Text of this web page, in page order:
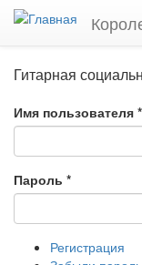
Перейти
Гитарная
Имя пользователя *
Пароль *
Регистрация